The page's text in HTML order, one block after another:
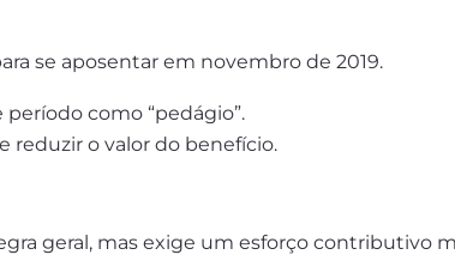
se aposentar em novembro de 2019.
como “pedágio”.
reduzir o valor do benefício.
geral, mas exige um esforço contributivo